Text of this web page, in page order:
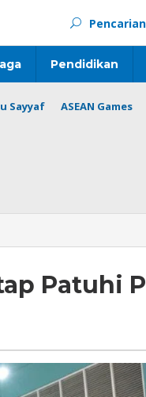
Pencarian
Pendidikan
Sayyaf ASEAN Games
Patuhi